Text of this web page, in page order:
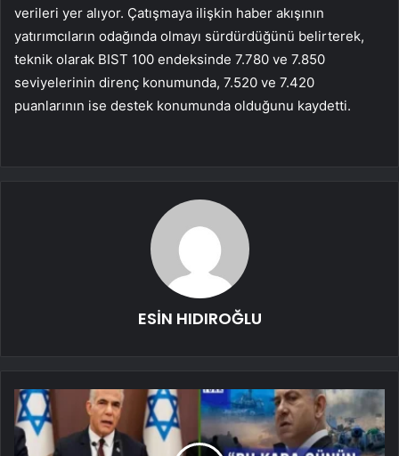
verileri yer alıyor. Çatışmaya ilişkin haber akışının
yatırımcıların odağında olmayı sürdürdüğünü belirterek,
teknik olarak BIST 100 endeksinde 7.780 ve 7.850
seviyelerinin direnç konumunda, 7.520 ve 7.420
puanlarının ise destek konumunda olduğunu kaydetti.
ESİN HIDIROĞLU